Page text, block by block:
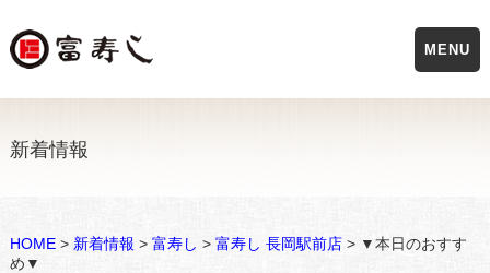
新着情報
HOME> 新着情報 > 富寿し > 富寿し 長岡駅前店> ▼本日のおすす
め▼
MENU